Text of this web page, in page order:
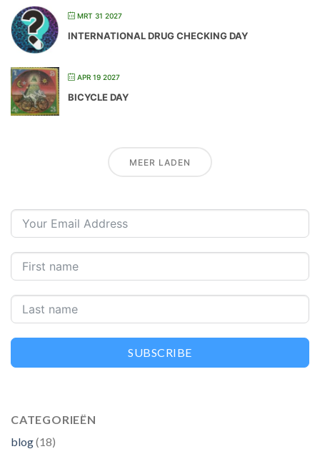
MRT 31 2027
INTERNATIONAL DRUG CHECKING DAY
APR 19 2027
BICYCLE DAY
MEER LADEN
SUBSCRIBE
CATEGORIEËN
blog(18)